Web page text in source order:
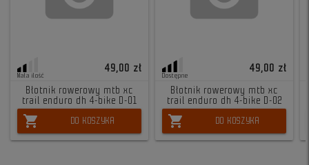
Mała ilość
49,00 zł
Błotnik rowerowy mtb xc
trail enduro dh 4-bike D-01
shopping_cart DO KOSZYKA
Dostępne
49,00 zł
Błotnik rowerowy mtb xc
trail enduro dh 4-bike D-02
shopping_cart DO KOSZYKA